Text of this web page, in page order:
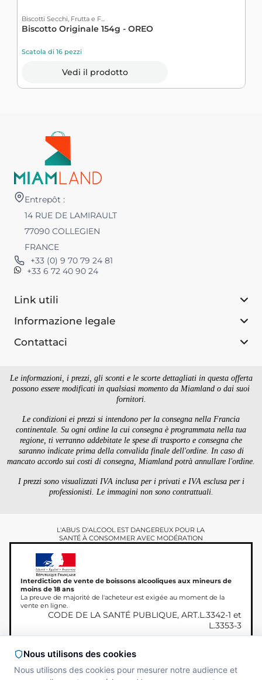
Biscotti Secchi, Frutta e F...
Biscotto Originale 154g - OREO
Scatola di 16 pezzi
Vedi il prodotto
Entrepôt :
14 RUE DE LAMIRAULT
77090 COLLEGIEN
FRANCE
+33 (0) 9 70 79 24 81
+33 6 72 40 90 24
Link utili
Informazione legale
Contattaci
Le informazioni, i prezzi, gli sconti e le scorte dettagliati in questa offerta
possono essere modificati in qualsiasi momento da Miamland o dai suoi
fornitori.
Le condizioni ei prezzi si intendono per la consegna nella Francia
continentale. Su ogni ordine la cui consegna è programmata nella tua
regione, ti verranno addebitate le spese di trasporto e consegna che
saranno indicate prima della convalida finale dell'ordine. In caso di
mancato accordo sui costi di consegna, Miamland potrà annullare l'ordine.
I prezzi sono visualizzati IVA inclusa per i privati ​​e IVA esclusa per i
professionisti. Le immagini non sono contrattuali.
L'ABUS D'ALCOOL EST DANGEREUX POUR LA
SANTÉ À CONSOMMER AVEC MODÉRATION
Interdiction de vente de boissons alcooliques aux mineurs de
moins de 18 ans
La preuve de majorité de l'acheteur est exigée au moment de la
vente en ligne.
CODE DE LA SANTÉ PUBLIQUE, ART.L.3342-1 et
L.3353-3
Copyright © 2026
Site réalisé parMAADAM
Nous utilisons des cookies
Nous utilisons des cookies pour mesurer notre audience et